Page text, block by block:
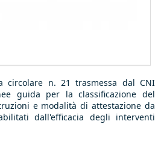
circolare n. 21 trasmessa dal CNI
guida per la classificazione del
e modalità di attestazione da
dall'efficacia degli interventi